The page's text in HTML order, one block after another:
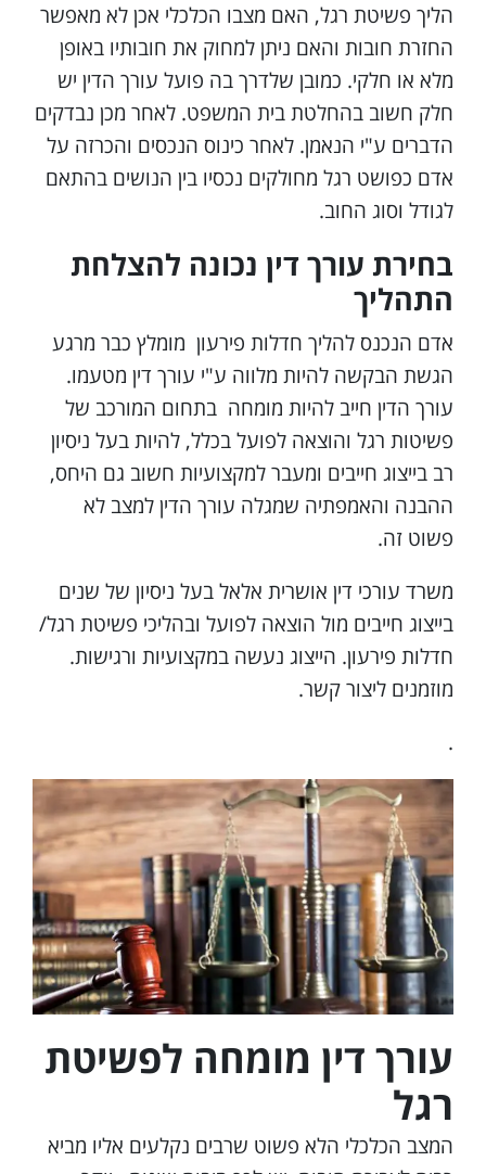
הליך פשיטת רגל, האם מצבו הכלכלי אכן לא מאפשר
החזרת חובות והאם ניתן למחוק את חובותיו באופן
מלא או חלקי. כמובן שלדרך בה פועל עורך הדין יש
חלק חשוב בהחלטת בית המשפט. לאחר מכן נבדקים
הדברים ע"י הנאמן. לאחר כינוס הנכסים והכרזה על
אדם כפושט רגל מחולקים נכסיו בין הנושים בהתאם
לגודל וסוג החוב.
בחירת עורך דין נכונה להצלחת
התהליך
אדם הנכנס להליך חדלות פירעון מומלץ כבר מרגע
הגשת הבקשה להיות מלווה ע"י עורך דין מטעמו.
עורך הדין חייב להיות מומחה בתחום המורכב של
פשיטות רגל והוצאה לפועל בכלל, להיות בעל ניסיון
רב בייצוג חייבים ומעבר למקצועיות חשוב גם היחס,
ההבנה והאמפתיה שמגלה עורך הדין למצב לא
פשוט זה.
משרד עורכי דין אושרית אלאל בעל ניסיון של שנים
בייצוג חייבים מול הוצאה לפועל ובהליכי פשיטת רגל/
חדלות פירעון. הייצוג נעשה במקצועיות ורגישות.
מוזמנים ליצור קשר.
.
עורך דין מומחה לפשיטת
רגל
המצב הכלכלי הלא פשוט שרבים נקלעים אליו מביא